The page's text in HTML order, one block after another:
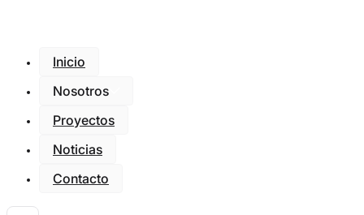
Inicio
Nosotros
Proyectos
Noticias
Contacto